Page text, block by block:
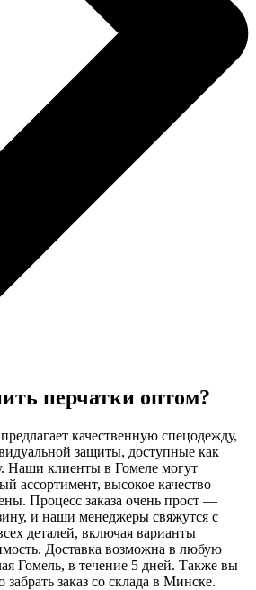
перчатки оптом?
качественную спецодежду,
защиты, доступные как
Наши клиенты в Гомеле могут
ассортимент, высокое качество
Процесс заказа очень прост —
и наши менеджеры свяжутся с
деталей, включая варианты
Доставка возможна в любую
Гомель, в течение 5 дней. Также вы
забрать заказ со склада в Минске.